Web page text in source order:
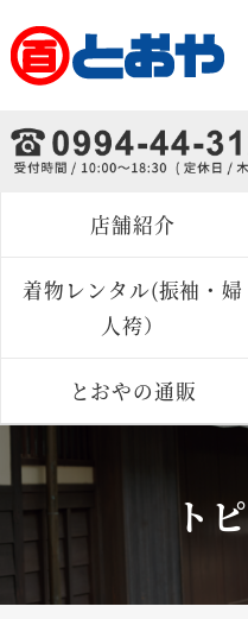
とおや
店舗紹介
着物レンタル(振袖・婦
人袴）
とおやの通販
ト